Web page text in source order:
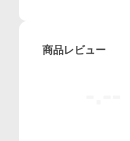
商品レビュー